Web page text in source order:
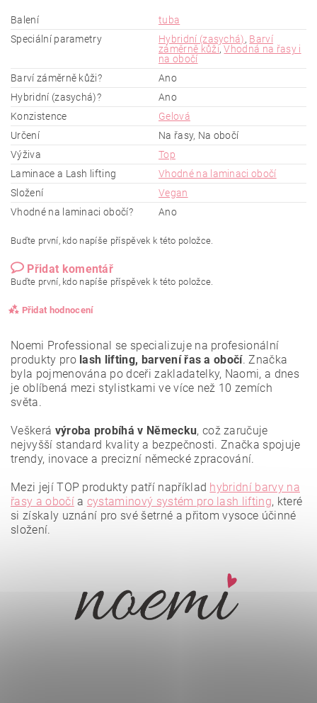
Balení
tuba
Speciální parametry
Hybridní (zasychá), Barví
záměrně kůži,Vhodná na řasy i
na obočí
Barví záměrně kůži?
Ano
Hybridní (zasychá)?
Ano
Konzistence
Gelová
Určení
Na řasy, Na obočí
Výživa
Top
Laminace a Lash lifting
Vhodné na laminaci obočí
Složení
Vegan
Vhodné na laminaci obočí?
Ano
Buďte první, kdo napíše příspěvek k této položce.
Přidat komentář
Buďte první, kdo napíše příspěvek k této položce.
Přidat hodnocení
Vložením hodnocení souhlasíte se
Noemi Professional se specializuje na profesionální
produkty pro lash lifting, barvení řas a obočí. Značka
byla pojmenována po dceři zakladatelky, Naomi, a dnes
je oblíbená mezi stylistkami ve více než 10 zemích
světa.
Veškerá výroba probíhá v Německu, což zaručuje
nejvyšší standard kvality a bezpečnosti. Značka spojuje
trendy, inovace a precizní německé zpracování.
Mezi její TOP produkty patří například hybridní barvy na
řasy a obočía cystaminový systém pro lash lifting, které
si získaly uznání pro své šetrné a přitom vysoce účinné
složení.